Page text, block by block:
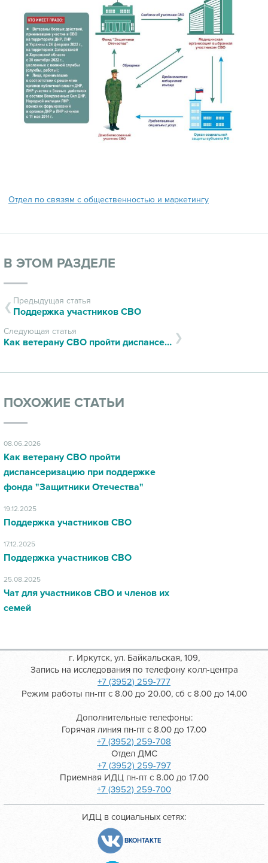
Отдел по связям с общественностью и маркетингу
В ЭТОМ РАЗДЕЛЕ
Предыдущая статья
Поддержка участников СВО
Следующая статья
Как ветерану СВО пройти диспансеризацию при поддержке фонда "Защитники Отечества"
ПОХОЖИЕ СТАТЬИ
08.06.2026
Как ветерану СВО пройти
диспансеризацию при поддержке
фонда "Защитники Отечества"
19.12.2025
Поддержка участников СВО
17.12.2025
Поддержка участников СВО
25.08.2025
Чат для участников СВО и членов их
семей
г. Иркутск, ул. Байкальская, 109,
Запись на исследования по телефону колл-центра
+7 (3952) 259-777
Режим работы пн-пт с 8.00 до 20.00, сб с 8.00 до 14.00
Дополнительные телефоны:
Горячая линия пн-пт с 8.00 до 17.00
+7 (3952) 259-708
Отдел ДМС
+7 (3952) 259-797
Приемная ИДЦ пн-пт с 8.00 до 17.00
+7 (3952) 259-700
ИДЦ в социальных сетях:
ВКОНТАКТЕ